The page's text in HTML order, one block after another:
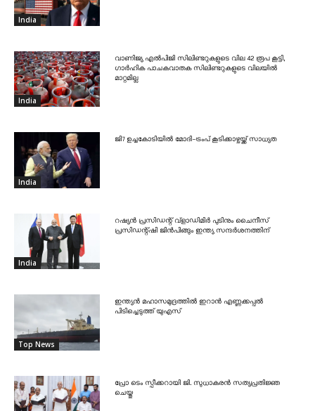
India
India
വാണിജ്യ എൽപിജി സിലിണ്ടറുകളുടെ വില 42 രൂപ കൂട്ടി,
ഗാർഹിക പാചകവാതക സിലിണ്ടറുകളുടെ വിലയിൽ
മാറ്റമില്ല
India
ജി7 ഉച്ചകോടിയിൽ മോദി-ട്രംപ് കൂടിക്കാഴ്ചയ്ക്ക് സാധ്യത
India
റഷ്യൻ പ്രസിഡന്റ് വ്‌ളാഡിമിർ പുടിനും ചൈനീസ്
പ്രസിഡന്റ്ഷി ജിൻപിങ്ങും ഇന്ത്യ സന്ദർശനത്തിന്
Top News
ഇന്ത്യൻ മഹാസമുദ്രത്തിൽ ഇറാൻ എണ്ണക്കപ്പൽ
പിടിച്ചെടുത്ത് യുഎസ്
പ്രോ ടെം സ്പീക്കറായി ജി. സുധാകരൻ സത്യപ്രതിജ്ഞ
ചെയ്തു